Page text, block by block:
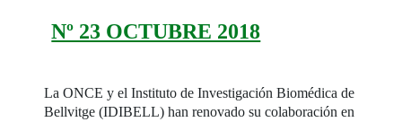
Nº 23 OCTUBRE 2018
La ONCE y el Instituto de Investigación Biomédica de
Bellvitge (IDIBELL) han renovado su colaboración en